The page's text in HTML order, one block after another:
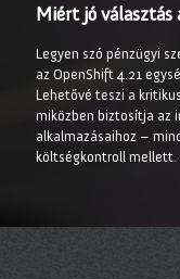
Miért jó
Legyen szó pénzügyi
az OpenShift 4.21
Lehetővé teszi a
miközben biztosítja az
alkalmazásaihoz –
költségkontroll mellett.